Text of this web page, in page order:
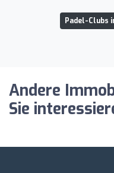
Padel-Clubs
Andere
Sie